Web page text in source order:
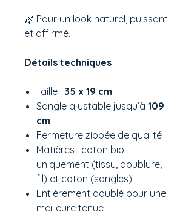
🌿 Pour un look naturel, puissant
et affirmé.
Détails techniques
Taille : 35 x 19 cm
Sangle ajustable jusqu’à 109
cm
Fermeture zippée de qualité
Matières : coton bio
uniquement (tissu, doublure,
fil) et coton (sangles)
Entièrement doublé pour une
meilleure tenue